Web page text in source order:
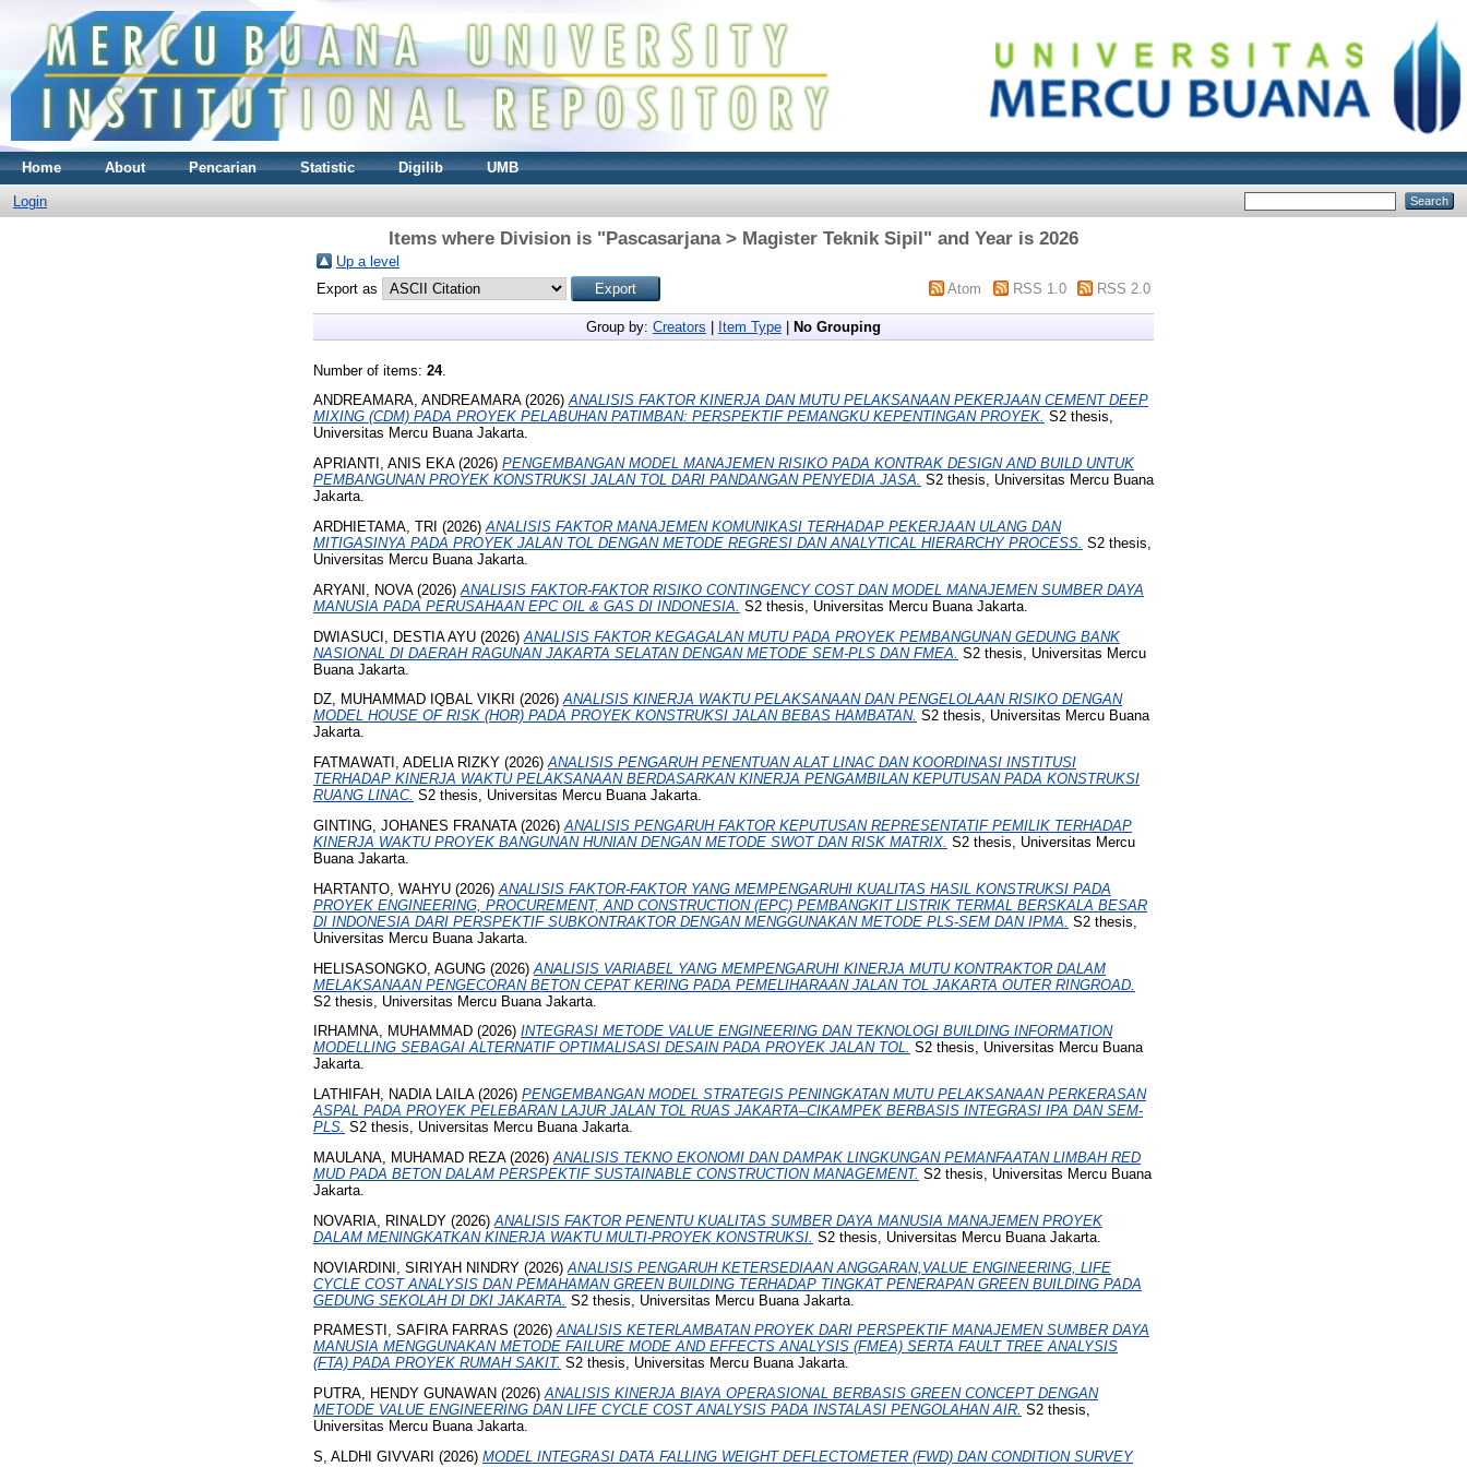
Home About Pencarian Statistic Digilib UMB
Login
Items where Division is "Pascasarjana > Magister Teknik Sipil" and Year is 2026
Up a level
Export as
Atom RSS 1.0 RSS 2.0
Group by: Creators | Item Type | No Grouping
Number of items: 24.
ANDREAMARA, ANDREAMARA(2026)ANALISIS FAKTOR KINERJA DAN MUTU PELAKSANAAN PEKERJAAN CEMENT DEEP
MIXING (CDM) PADA PROYEK PELABUHAN PATIMBAN: PERSPEKTIF PEMANGKU KEPENTINGAN PROYEK. S2 thesis,
Universitas Mercu Buana Jakarta.
APRIANTI, ANIS EKA(2026) PENGEMBANGAN MODEL MANAJEMEN RISIKO PADA KONTRAK DESIGN AND BUILD UNTUK
PEMBANGUNAN PROYEK KONSTRUKSI JALAN TOL DARI PANDANGAN PENYEDIA JASA. S2 thesis, Universitas Mercu Buana
Jakarta.
ARDHIETAMA, TRI (2026)ANALISIS FAKTOR MANAJEMEN KOMUNIKASI TERHADAP PEKERJAAN ULANG DAN
MITIGASINYA PADA PROYEK JALAN TOL DENGAN METODE REGRESI DAN ANALYTICAL HIERARCHY PROCESS. S2 thesis,
Universitas Mercu Buana Jakarta.
ARYANI, NOVA(2026) ANALISIS FAKTOR-FAKTOR RISIKO CONTINGENCY COST DAN MODEL MANAJEMEN SUMBER DAYA
MANUSIA PADA PERUSAHAAN EPC OIL & GAS DI INDONESIA. S2 thesis, Universitas Mercu Buana Jakarta.
DWIASUCI, DESTIA AYU (2026) ANALISIS FAKTOR KEGAGALAN MUTU PADA PROYEK PEMBANGUNAN GEDUNG BANK
NASIONAL DI DAERAH RAGUNAN JAKARTA SELATAN DENGAN METODE SEM-PLS DAN FMEA. S2 thesis, Universitas Mercu
Buana Jakarta.
DZ, MUHAMMAD IQBAL VIKRI (2026)ANALISIS KINERJA WAKTU PELAKSANAAN DAN PENGELOLAAN RISIKO DENGAN
MODEL HOUSE OF RISK (HOR) PADA PROYEK KONSTRUKSI JALAN BEBAS HAMBATAN. S2 thesis, Universitas Mercu Buana
Jakarta.
FATMAWATI, ADELIA RIZKY (2026)ANALISIS PENGARUH PENENTUAN ALAT LINAC DAN KOORDINASI INSTITUSI
TERHADAP KINERJA WAKTU PELAKSANAAN BERDASARKAN KINERJA PENGAMBILAN KEPUTUSAN PADA KONSTRUKSI
RUANG LINAC. S2 thesis, Universitas Mercu Buana Jakarta.
GINTING, JOHANES FRANATA(2026)ANALISIS PENGARUH FAKTOR KEPUTUSAN REPRESENTATIF PEMILIK TERHADAP
KINERJA WAKTU PROYEK BANGUNAN HUNIAN DENGAN METODE SWOT DAN RISK MATRIX. S2 thesis, Universitas Mercu
Buana Jakarta.
HARTANTO, WAHYU (2026) ANALISIS FAKTOR-FAKTOR YANG MEMPENGARUHI KUALITAS HASIL KONSTRUKSI PADA
PROYEK ENGINEERING, PROCUREMENT, AND CONSTRUCTION (EPC) PEMBANGKIT LISTRIK TERMAL BERSKALA BESAR
DI INDONESIA DARI PERSPEKTIF SUBKONTRAKTOR DENGAN MENGGUNAKAN METODE PLS-SEM DAN IPMA. S2 thesis,
Universitas Mercu Buana Jakarta.
HELISASONGKO, AGUNG (2026) ANALISIS VARIABEL YANG MEMPENGARUHI KINERJA MUTU KONTRAKTOR DALAM
MELAKSANAAN PENGECORAN BETON CEPAT KERING PADA PEMELIHARAAN JALAN TOL JAKARTA OUTER RINGROAD.
S2 thesis, Universitas Mercu Buana Jakarta.
IRHAMNA, MUHAMMAD (2026) INTEGRASI METODE VALUE ENGINEERING DAN TEKNOLOGI BUILDING INFORMATION
MODELLING SEBAGAI ALTERNATIF OPTIMALISASI DESAIN PADA PROYEK JALAN TOL. S2 thesis, Universitas Mercu Buana
Jakarta.
LATHIFAH, NADIA LAILA(2026) PENGEMBANGAN MODEL STRATEGIS PENINGKATAN MUTU PELAKSANAAN PERKERASAN
ASPAL PADA PROYEK PELEBARAN LAJUR JALAN TOL RUAS JAKARTA–CIKAMPEK BERBASIS INTEGRASI IPA DAN SEM-
PLS. S2 thesis, Universitas Mercu Buana Jakarta.
MAULANA, MUHAMAD REZA(2026)ANALISIS TEKNO EKONOMI DAN DAMPAK LINGKUNGAN PEMANFAATAN LIMBAH RED
MUD PADA BETON DALAM PERSPEKTIF SUSTAINABLE CONSTRUCTION MANAGEMENT. S2 thesis, Universitas Mercu Buana
Jakarta.
NOVARIA, RINALDY (2026) ANALISIS FAKTOR PENENTU KUALITAS SUMBER DAYA MANUSIA MANAJEMEN PROYEK
DALAM MENINGKATKAN KINERJA WAKTU MULTI-PROYEK KONSTRUKSI. S2 thesis, Universitas Mercu Buana Jakarta.
NOVIARDINI, SIRIYAH NINDRY (2026) ANALISIS PENGARUH KETERSEDIAAN ANGGARAN,VALUE ENGINEERING, LIFE
CYCLE COST ANALYSIS DAN PEMAHAMAN GREEN BUILDING TERHADAP TINGKAT PENERAPAN GREEN BUILDING PADA
GEDUNG SEKOLAH DI DKI JAKARTA. S2 thesis, Universitas Mercu Buana Jakarta.
PRAMESTI, SAFIRA FARRAS (2026)ANALISIS KETERLAMBATAN PROYEK DARI PERSPEKTIF MANAJEMEN SUMBER DAYA
MANUSIA MENGGUNAKAN METODE FAILURE MODE AND EFFECTS ANALYSIS (FMEA) SERTA FAULT TREE ANALYSIS
(FTA) PADA PROYEK RUMAH SAKIT. S2 thesis, Universitas Mercu Buana Jakarta.
PUTRA, HENDY GUNAWAN (2026)ANALISIS KINERJA BIAYA OPERASIONAL BERBASIS GREEN CONCEPT DENGAN
METODE VALUE ENGINEERING DAN LIFE CYCLE COST ANALYSIS PADA INSTALASI PENGOLAHAN AIR. S2 thesis,
Universitas Mercu Buana Jakarta.
S, ALDHI GIVVARI (2026) MODEL INTEGRASI DATA FALLING WEIGHT DEFLECTOMETER (FWD) DAN CONDITION SURVEY